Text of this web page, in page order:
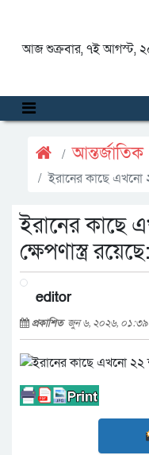
আজ শুক্রবার, ৭ই আগস্ট,
আন্তর্জাতিক
ইরানের কাছে এখনো
ইরানের কাছে
ক্ষেপণাস্ত্র
editor
প্রকাশিত জুন ৬, ২০২৬, ০১:৩৯